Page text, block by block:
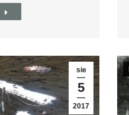
sie
5
2017